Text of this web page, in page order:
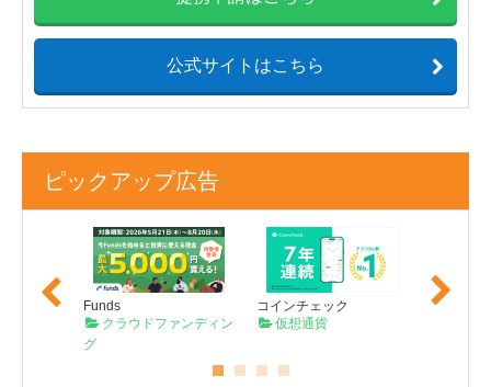
公式サイトはこちら
ピックアップ広告
Previo
us
Funds
クラウドファンディン
グ
コインチェック
仮想通貨
Next